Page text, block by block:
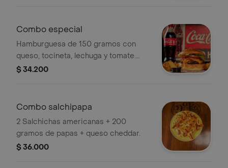
Combo especial
Hamburguesa de 150 gramos con
queso, tocineta, lechuga y tomate.
Incluye porción de papas y bebida.
$ 34.200
Combo salchipapa
2 Salchichas americanas + 200
gramos de papas + queso cheddar.
$ 36.000